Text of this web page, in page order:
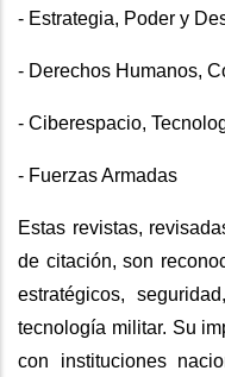
- Estrategia, Poder y
- Derechos Humanos,
- Ciberespacio,
- Fuerzas Armadas
Estas revistas,
de citación, son
estratégicos,
tecnología militar. Su
con instituciones